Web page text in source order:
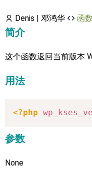
Denis | 邓鸿华 函
简介
这个函数返回当前版本
用法
<?php
参数
None